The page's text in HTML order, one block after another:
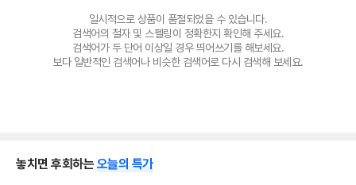
일시적으로 상품이 품절되었을 수 있습니다.
검색어의 철자 및 스펠링이 정확한지 확인해 주세요.
검색어가 두 단어 이상일 경우 띄어쓰기를 해보세요.
보다 일반적인 검색어나 비슷한 검색어로 다시 검색해 보세요.
놓치면 후회하는 오늘의 특가